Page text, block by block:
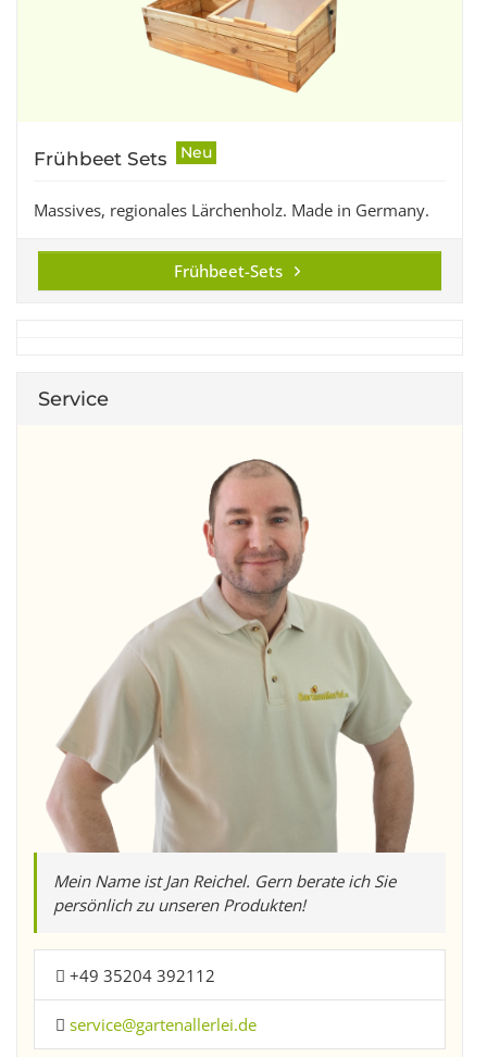
Frühbeet Sets Neu
Massives, regionales Lärchenholz. Made in Germany.
Frühbeet-Sets
Service
Mein Name ist Jan Reichel. Gern berate ich Sie
persönlich zu unseren Produkten!
+49 35204 392112
service@gartenallerlei.de